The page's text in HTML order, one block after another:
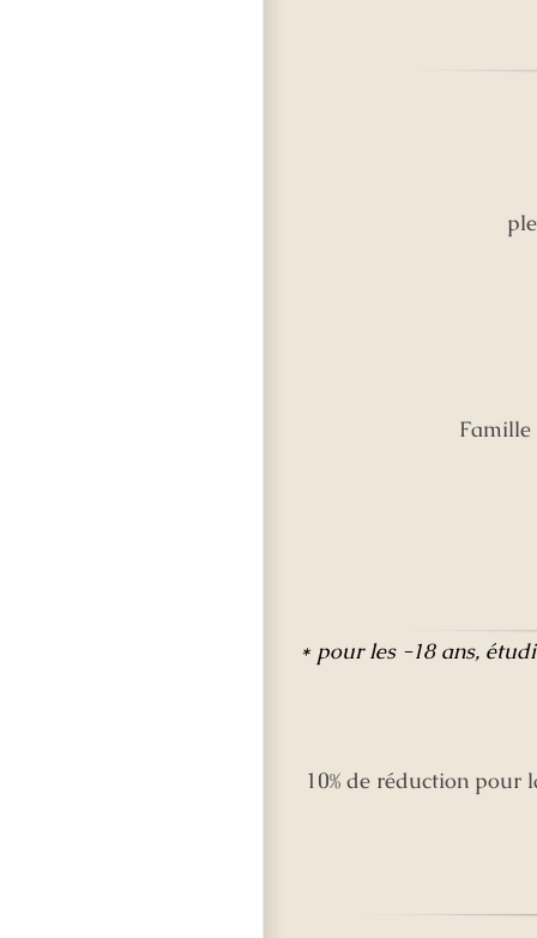
Famille
* pour les -18 ans,
10% de réduction